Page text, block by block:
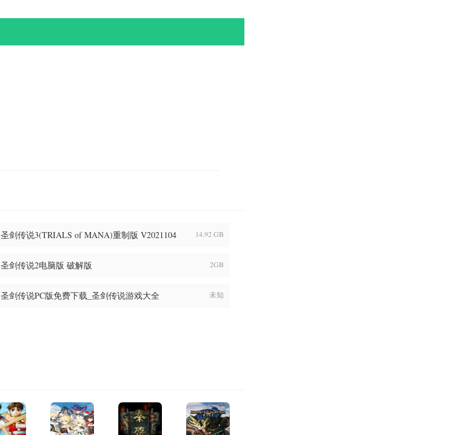
圣剑传说3(TRIALS of MANA)重制版 V2021104
14.92 GB
圣剑传说2电脑版 破解版 2GB
圣剑传说PC版免费下载_圣剑传说游戏大全 未知